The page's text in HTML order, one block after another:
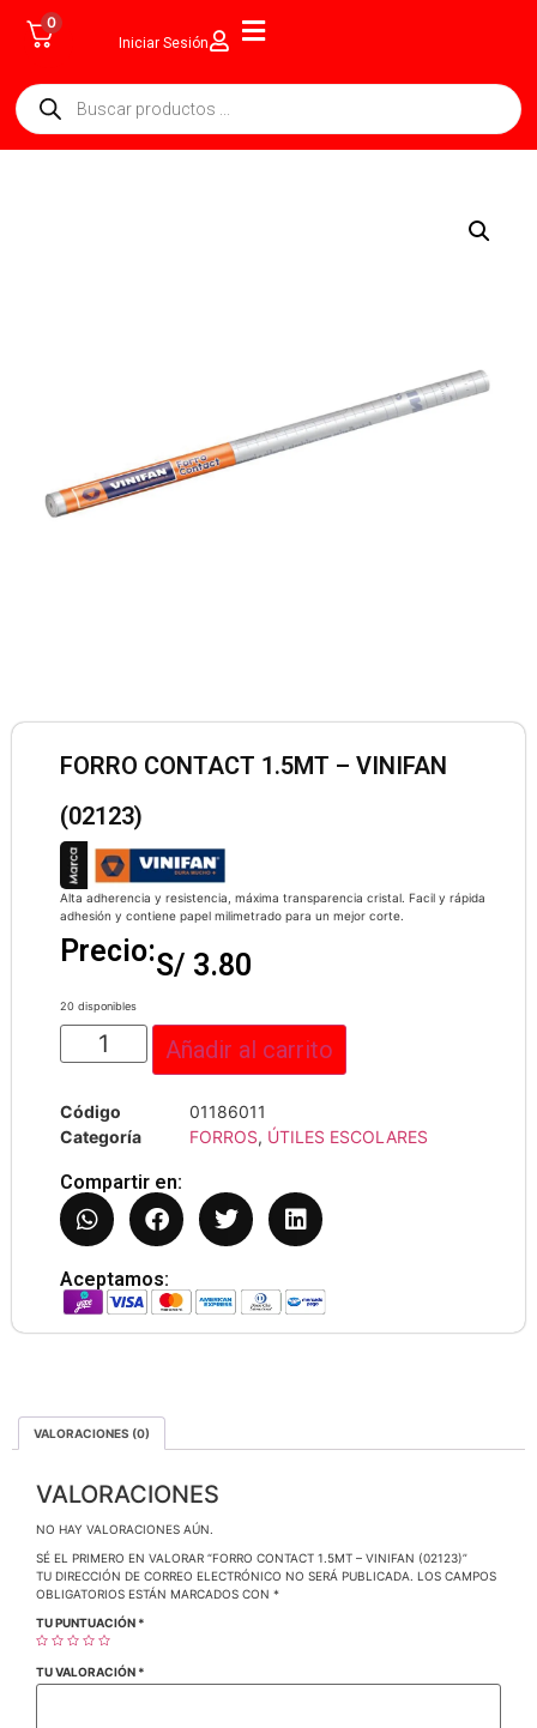
0
Iniciar Sesión
FORRO CONTACT 1.5MT – VINIFAN
(02123)
Alta adherencia y resistencia, máxima transparencia cristal. Facil y rápida
adhesión y contiene papel milimetrado para un mejor corte.
Precio:S/ 3.80
20 disponibles
Añadir al carrito
Código
01186011
Categoría
FORROS, ÚTILES ESCOLARES
Compartir en:
Aceptamos:
VALORACIONES (0)
VALORACIONES
NO HAY VALORACIONES AÚN.
SÉ EL PRIMERO EN VALORAR “FORRO CONTACT 1.5MT – VINIFAN (02123)”
TU DIRECCIÓN DE CORREO ELECTRÓNICO NO SERÁ PUBLICADA.
LOS CAMPOS
OBLIGATORIOS ESTÁN MARCADOS CON *
TU PUNTUACIÓN *
TU VALORACIÓN *